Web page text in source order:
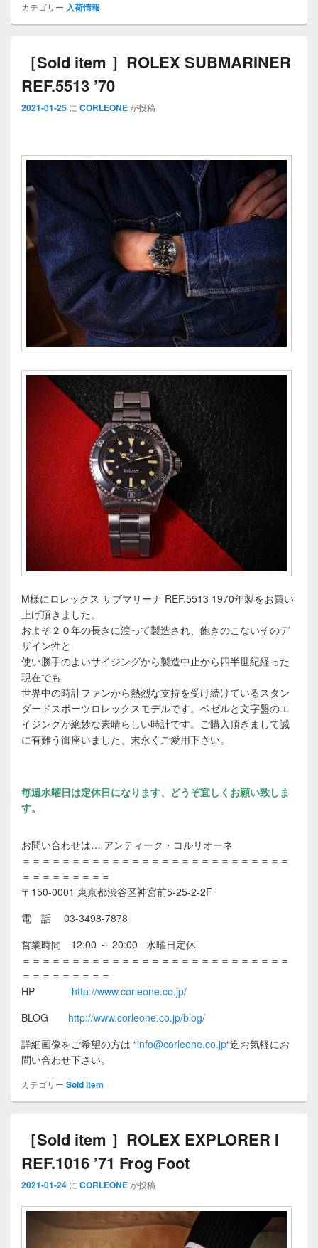
カテゴリー 入荷情報
［Sold item ］ROLEX SUBMARINER
REF.5513 ’70
2021-01-25 に CORLEONEが投稿
M様にロレックス サブマリーナ REF.5513 1970年製をお買い
上げ頂きました。
およそ２０年の長きに渡って製造され、飽きのこないそのデ
ザイン性と
使い勝手のよいサイジングから製造中止から四半世紀経った
現在でも
世界中の時計ファンから熱烈な支持を受け続けているスタン
ダードスポーツロレックスモデルです。ベゼルと文字盤のエ
イジングが絶妙な素晴らしい時計です。ご購入頂きまして誠
に有難う御座いました、末永くご愛用下さい。
毎週水曜日は定休日になります、どうぞ宜しくお願い致しま
す。
お問い合わせは… アンティーク・コルリオーネ
＝＝＝＝＝＝＝＝＝＝＝＝＝＝＝＝＝＝＝＝＝＝＝＝＝＝＝
＝＝＝＝＝＝＝＝＝
〒150-0001 東京都渋谷区神宮前5-25-2-2F
電 話 03-3498-7878
営業時間 12:00 ～ 20:00 水曜日定休
＝＝＝＝＝＝＝＝＝＝＝＝＝＝＝＝＝＝＝＝＝＝＝＝＝＝＝
＝＝＝＝＝＝＝＝＝
HP
http://www.corleone.co.jp/
BLOG http://www.corleone.co.jp/blog/
詳細画像をご希望の方は “info@corleone.co.jp“迄お気軽にお
問い合わせ下さい。
カテゴリー Sold item
［Sold item ］ROLEX EXPLORER I
REF.1016 ’71 Frog Foot
2021-01-24 に CORLEONEが投稿